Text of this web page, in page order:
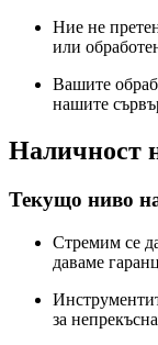
Ние не
или
Вашите
нашите
Наличност
Текущо ниво
Стремим се
даваме
за